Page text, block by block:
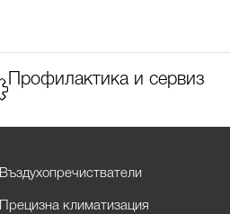
Профилактика и сервиз
Въздухопречистватели
Прецизна климатизация